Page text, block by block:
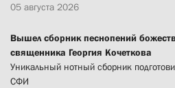
05 августа 2026
Вышел сборник песнопений
священника Георгия Кочеткова
Уникальный нотный сборник
СФИ